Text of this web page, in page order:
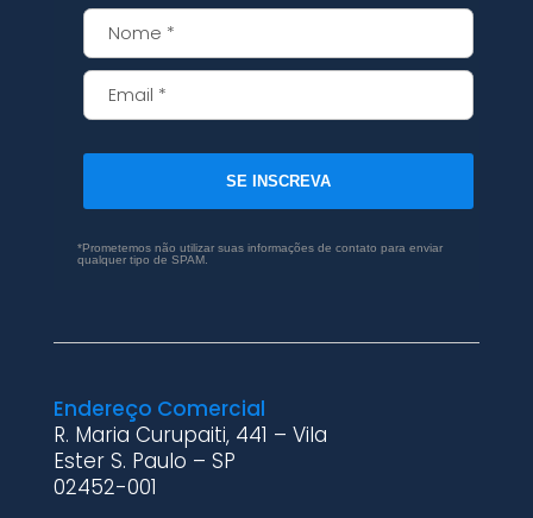
SE INSCREVA
*Prometemos não utilizar suas informações de contato para enviar
qualquer tipo de SPAM.
Endereço Comercial
R. Maria Curupaiti, 441 – Vila
Ester S. Paulo – SP
02452-001